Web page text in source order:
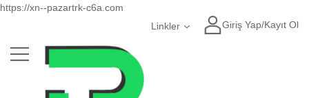
https://xn--pazartrk-c6a.com
Linkler
Giriş Yap/Kayıt Ol